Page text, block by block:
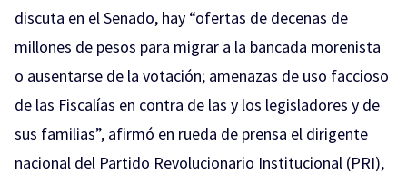
discuta en el Senado, hay “ofertas de decenas de
millones de pesos para migrar a la bancada morenista
o ausentarse de la votación; amenazas de uso faccioso
de las Fiscalías en contra de las y los legisladores y de
sus familias”, afirmó en rueda de prensa el dirigente
nacional del Partido Revolucionario Institucional (PRI),